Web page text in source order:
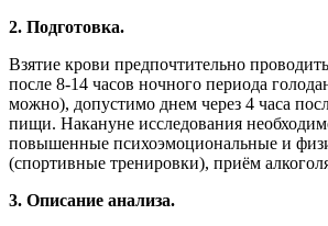
2. Подготовка.
Взятие крови предпочтительно
после 8-14 часов ночного периода
можно), допустимо днем через 4 часа
пищи. Накануне исследования
повышенные психоэмоциональные и
(спортивные тренировки), приём
3. Описание анализа.